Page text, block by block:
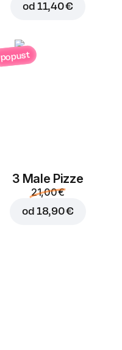
od 11,40 €
popust
3 Male Pizze
21,00 €
od 18,90 €